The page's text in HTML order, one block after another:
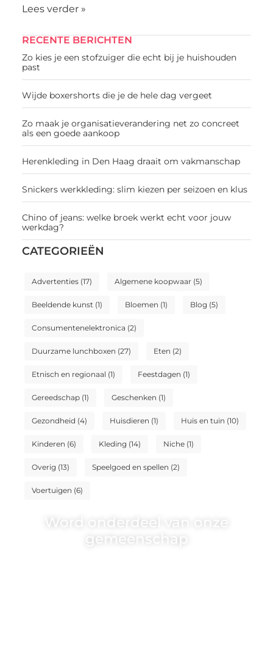
RECENTE BERICHTEN
Zo kies je een stofzuiger die echt bij je huishouden
past
Wijde boxershorts die je de hele dag vergeet
Zo maak je organisatieverandering net zo concreet
als een goede aankoop
Herenkleding in Den Haag draait om vakmanschap
Snickers werkkleding: slim kiezen per seizoen en klus
Chino of jeans: welke broek werkt echt voor jouw
werkdag?
CATEGORIEËN
Advertenties(17) Algemene koopwaar(5)
Beeldende kunst(1) Bloemen (1) Blog (5)
Consumentenelektronica (2)
Duurzame lunchboxen (27) Eten (2)
Etnisch en regionaal (1) Feestdagen (1)
Gereedschap(1) Geschenken (1)
Gezondheid (4) Huisdieren (1) Huis en tuin (10)
Kinderen (6) Kleding (14) Niche(1)
Overig (13) Speelgoed en spellen (2)
Voertuigen (6)
Word onderdeel van onze
gemeenschap
Lees verder »